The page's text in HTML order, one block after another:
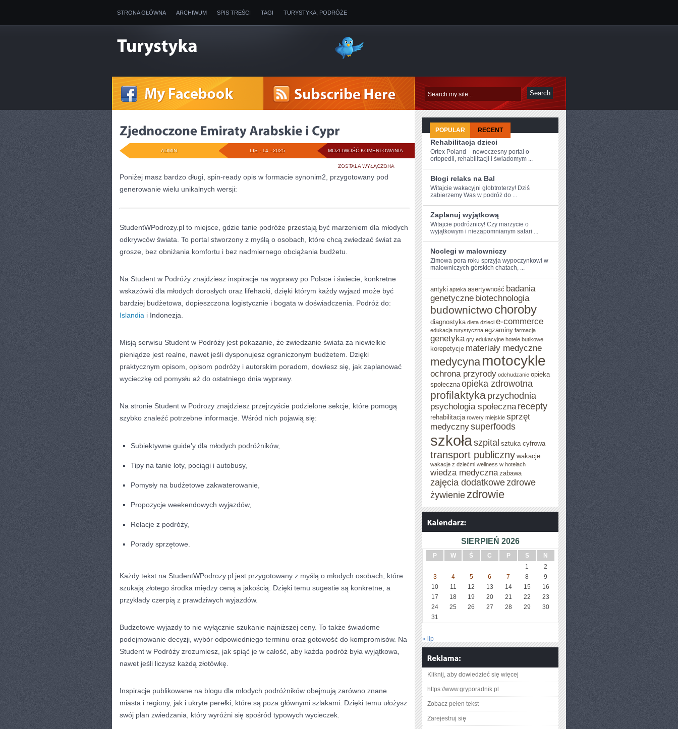
STRONA GŁÓWNA ARCHIWUM SPIS TREŚCI TAGI TURYSTYKA, PODRÓŻE
MOŻLIWOŚĆ KOMENTOWANIA ZJEDNOCZONE
EMIRATY
ARABSKIE
CYPR
ZOSTAŁA WYŁĄCZONA
LIS - 14 - 2025
ADMIN
Poniżej masz bardzo długi, spin-ready opis w formacie synonim2, przygotowany pod
generowanie wielu unikalnych wersji:
StudentWPodrozy.pl to miejsce, gdzie tanie podróże przestają być marzeniem dla młodych
odkrywców świata. To portal stworzony z myślą o osobach, które chcą zwiedzać świat za
grosze, bez obniżania komfortu i bez nadmiernego obciążania budżetu.
Na Student w Podróży znajdziesz inspiracje na wyprawy po Polsce i świecie, konkretne
wskazówki dla młodych dorosłych oraz lifehacki, dzięki którym każdy wyjazd może być
bardziej budżetowa, dopieszczona logistycznie i bogata w doświadczenia. Podróż do:
Islandia i Indonezja.
Misją serwisu Student w Podróży jest pokazanie, że zwiedzanie świata za niewielkie
pieniądze jest realne, nawet jeśli dysponujesz ograniczonym budżetem. Dzięki
praktycznym opisom, opisom podróży i autorskim poradom, dowiesz się, jak zaplanować
wycieczkę od pomysłu aż do ostatniego dnia wyprawy.
Na stronie Student w Podrozy znajdziesz przejrzyście podzielone sekcje, które pomogą
szybko znaleźć potrzebne informacje. Wśród nich pojawią się:
Subiektywne guide’y dla młodych podróżników,
Tipy na tanie loty, pociągi i autobusy,
Pomysły na budżetowe zakwaterowanie,
Propozycje weekendowych wyjazdów,
Relacje z podróży,
Porady sprzętowe.
Każdy tekst na StudentWPodrozy.pl jest przygotowany z myślą o młodych osobach, które
szukają złotego środka między ceną a jakością. Dzięki temu sugestie są konkretne, a
przykłady czerpią z prawdziwych wyjazdów.
Budżetowe wyjazdy to nie wyłącznie szukanie najniższej ceny. To także świadome
podejmowanie decyzji, wybór odpowiedniego terminu oraz gotowość do kompromisów. Na
Student w Podróży zrozumiesz, jak spiąć je w całość, aby każda podróż była wyjątkowa,
nawet jeśli liczysz każdą złotówkę.
Inspiracje publikowane na blogu dla młodych podróżników obejmują zarówno znane
miasta i regiony, jak i ukryte perełki, które są poza głównymi szlakami. Dzięki temu ułożysz
swój plan zwiedzania, który wyróżni się spośród typowych wycieczek.
POPULAR RECENT
Rehabilitacja dzieci
Ortex Poland – nowoczesny portal o
ortopedii, rehabilitacji i świadomym ...
Błogi relaks na Bal
Witajcie⁤ wakacyjni globtroterzy! ⁣Dziś
zabierzemy ⁤Was‌ w podróż ​do ...
Zaplanuj wyjątkową
Witajcie podróżnicy! Czy marzycie o
wyjątkowym⁣ i niezapomnianym safari ...
Noclegi w malowniczy
Zimowa pora roku ⁢sprzyja wypoczynkowi w
malowniczych górskich chatach, ...
antyki apteka asertywność badania
genetyczne biotechnologia
budownictwo choroby
diagnostyka dieta dzieci e-commerce
edukacja turystyczna egzaminy farmacja
genetyka gry edukacyjne hotele butikowe
korepetycje materiały medyczne
medycyna motocykle
ochrona przyrody odchudzanie opieka
społeczna opieka zdrowotna
profilaktyka przychodnia
psychologia społeczna recepty
rehabilitacja rowery miejskie sprzęt
medycznysuperfoods
szkołaszpital sztuka cyfrowa
transport publiczny wakacje
wakacje z dziećmi wellness w hotelach
wiedza medyczna zabawa
zajęcia dodatkowezdrowe
żywienie zdrowie
SIERPIEŃ 2026
P W Ś C P S
N
1
2
3
4 5 6 7 8
9
10
11 12 13 14 15
16
17
18 19 20 21 22
23
24
25 26 27 28 29
30
31
« lip
Kliknij, aby dowiedzieć się więcej
https://www.gryporadnik.pl
Zobacz pełen tekst
Zarejestruj się